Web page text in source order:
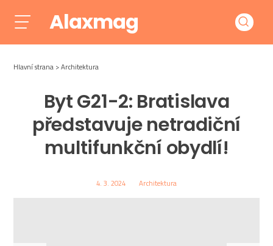
Alaxmag
Hlavní strana Architektura
Byt G21-2: Bratislava
představuje netradiční
multifunkční obydlí!
4. 3. 2024 Architektura